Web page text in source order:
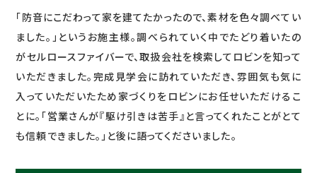
「防音にこだわって家を建てたかったので、素材を色々調べてい
ました。」というお施主様。調べられていく中でたどり着いたの
がセルロースファイバーで、取扱会社を検索してロビンを知って
いただきました。完成見学会に訪れていただき、雰囲気も気に
入っていただいたため家づくりをロビンにお任せいただけるこ
とに。「営業さんが『駆け引きは苦手』と言ってくれたことがとて
も信頼できました。」と後に語ってくださいました。